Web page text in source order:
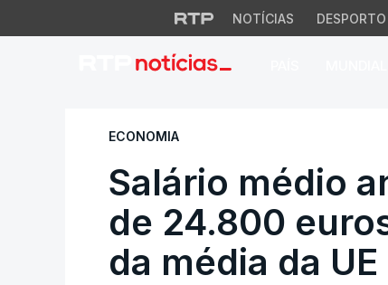
NOTÍCIAS DESPORTO
Salário médio
ECONOMIA
Salário médio
de 24.800
da média da UE